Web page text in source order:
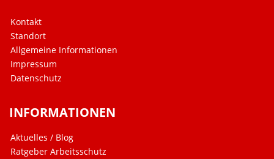
Kontakt
Standort
Allgemeine Informationen
Impressum
Datenschutz
INFORMATIONEN
Aktuelles / Blog
Ratgeber Arbeitsschutz